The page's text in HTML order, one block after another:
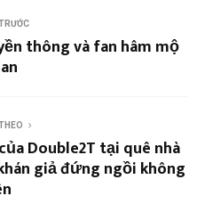
thông và fan hâm mộ
Double2T tại quê nhà
giả đứng ngồi không